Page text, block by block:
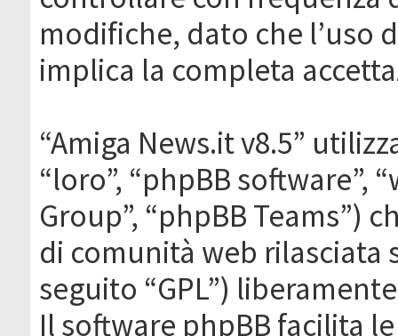
modifiche, dato che l’uso
implica la completa
“Amiga News.it v8.5”
“loro”, “phpBB software”,
Group”, “phpBB Teams”)
di comunità web rilasciata
seguito “GPL”)
Il software phpBB facilita